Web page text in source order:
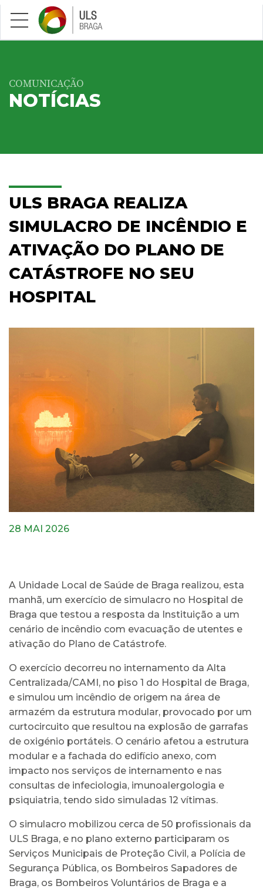
Saltar para conteúdo principal
COMUNICAÇÃO
NOTÍCIAS
ULS BRAGA REALIZA
SIMULACRO DE INCÊNDIO E
ATIVAÇÃO DO PLANO DE
CATÁSTROFE NO SEU
HOSPITAL
28 MAI 2026
A Unidade Local de Saúde de Braga realizou, esta
manhã, um exercício de simulacro no Hospital de
Braga que testou a resposta da Instituição a um
cenário de incêndio com evacuação de utentes e
ativação do Plano de Catástrofe.
O exercício decorreu no internamento da Alta
Centralizada/CAMI, no piso 1 do Hospital de Braga,
e simulou um incêndio de origem na área de
armazém da estrutura modular, provocado por um
curtocircuito que resultou na explosão de garrafas
de oxigénio portáteis. O cenário afetou a estrutura
modular e a fachada do edifício anexo, com
impacto nos serviços de internamento e nas
consultas de infeciologia, imunoalergologia e
psiquiatria, tendo sido simuladas 12 vítimas.
O simulacro mobilizou cerca de 50 profissionais da
ULS Braga, e no plano externo participaram os
Serviços Municipais de Proteção Civil, a Polícia de
Segurança Pública, os Bombeiros Sapadores de
Braga, os Bombeiros Voluntários de Braga e a